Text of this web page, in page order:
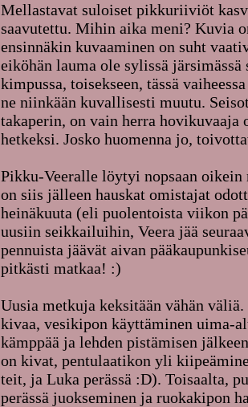
Mellastavat suloiset pikkuriiviöt
saavutettu. Mihin aika meni? Kuvia
ensinnäkin kuvaaminen on suht
eiköhän lauma ole sylissä
kimpussa, toisekseen, tässä
ne niinkään kuvallisesti muutu.
takaperin, on vain herra
hetkeksi. Josko huomenna jo,
Pikku-Veeralle löytyi nopsaan
on siis jälleen hauskat omistajat
heinäkuuta (eli puolentoista viikon
uusiin seikkailuihin, Veera jää
pennuista jäävät aivan
pitkästi matkaa! :)
Uusia metkuja keksitään vähän
kivaa, vesikipon käyttäminen uima-
kämppää ja lehden pistämisen
on kivat, pentulaatikon yli
teit, ja Luka perässä :D). Toisaalta,
perässä juokseminen ja ruokakipon